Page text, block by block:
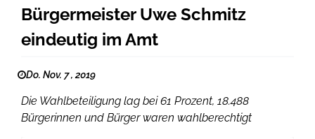
Bürgermeister Uwe Schmitz
eindeutig im Amt
Do. Nov. 7 , 2019
Die Wahlbeteiligung lag bei 61 Prozent, 18.488
Bürgerinnen und Bürger waren wahlberechtigt